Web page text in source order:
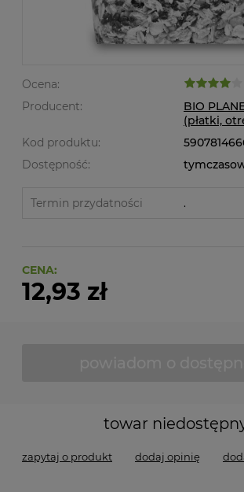
Ocena:
Producent:
BIO
(płatki,
Kod produktu:
Dostępność:
Termin przydatności .
CENA:
12,93 zł
towar
zapytaj o produkt dodaj opinię